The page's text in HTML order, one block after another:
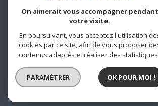
© 2026 | TOUS DROITS RÉSERVÉS | TRADUCTION
NOS HONORAIRES
PLAN DU SITE MENTIONS LÉGALES
POLITIQUE RGPD
On aimerait vous accompagner pendant
votre visite.
En poursuivant, vous acceptez l'utilisation
cookies par ce site, afin de vous proposer
contenus adaptés et réaliser des
PARAMÉTRER OK POUR MOI !